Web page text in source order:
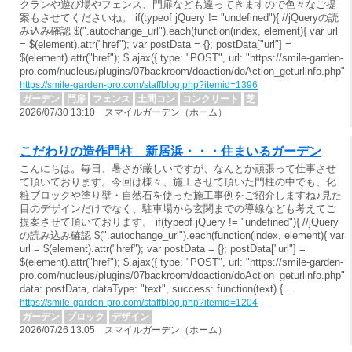
クランや遊び場やフェンス、門扉なども違ってきますので色々なご提
案もさせてくださいね。 if(typeof jQuery != "undefined"){ //jQueryの読
み込み確認 $(".autochange_url").each(function(index, element){ var url
= $(element).attr("href"); var postData = {}; postData["url"] =
$(element).attr("href"); $.ajax({ type: "POST", url: "https://smile-garden-
pro.com/nucleus/plugins/07backroom/doaction/
https://smile-garden-pro.com/staffblog.php?itemid=1396
ガーデン
門扉 フェンス 土間コン コンクリート
芝
2026/07/30 13:10 スマイルガーデン（ホーム）
こだわりの造作門柱 新居浜・・・住まいるガーデン
こんにちは。毎日、暑さが厳しいですが、なんとか頑張って仕事させ
て頂いております。今回は様々、施工させて頂いた門柱の中でも、化
粧ブロックや塗り壁・自然石を使った施工事例をご紹介しますね♪見た
目のデザインだけでなく、駐車場から玄関までの導線なども考えてご
提案させて頂いております。 if(typeof jQuery != "undefined"){ //jQuery
の読み込み確認 $(".autochange_url").each(function(index, element){ var
url = $(element).attr("href"); var postData = {}; postData["url"] =
$(element).attr("href"); $.ajax({ type: "POST", url: "https://smile-garden-
pro.com/nucleus/plugins/07backroom/doaction/doAction_geturlinfo.php",
data: postData, dataType: "text", success: function(text) { …
https://smile-garden-pro.com/staffblog.php?itemid=1204
ガーデン
ブロック
デザイン
2026/07/26 13:05 スマイルガーデン（ホーム）